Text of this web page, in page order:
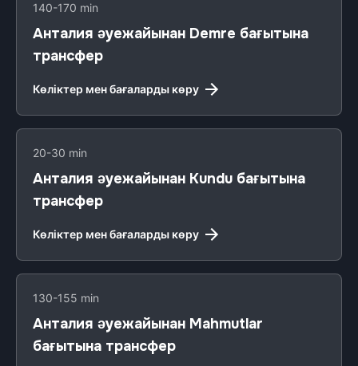
140-170 min
Анталия әуежайынан Demre бағытына
трансфер
Көліктер мен бағаларды көру
20-30 min
Анталия әуежайынан Kundu бағытына
трансфер
Көліктер мен бағаларды көру
130-155 min
Анталия әуежайынан Mahmutlar
бағытына трансфер